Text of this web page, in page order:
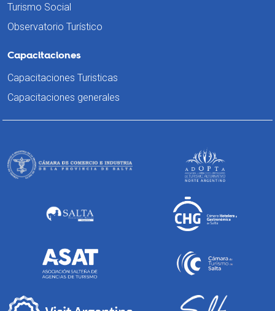
Turismo Social
Observatorio Turístico
Capacitaciones
Capacitaciones Turisticas
Capacitaciones generales